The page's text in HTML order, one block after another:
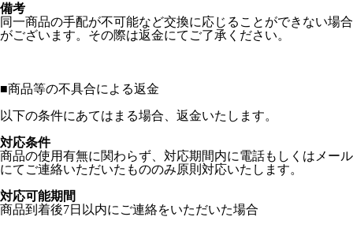
備考
同一商品の手配が不可能など交換に応じることができない場合
がございます。その際は返金にてご了承ください。
■商品等の不具合による返金
以下の条件にあてはまる場合、返金いたします。
対応条件
商品の使用有無に関わらず、対応期間内に電話もしくはメール
にてご連絡いただいたもののみ原則対応いたします。
対応可能期間
商品到着後7日以内にご連絡をいただいた場合